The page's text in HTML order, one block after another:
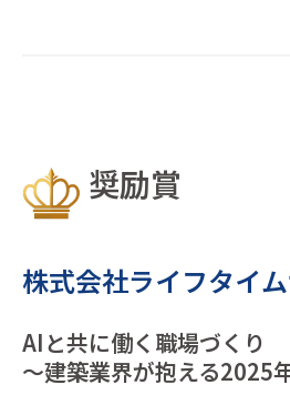
奨励賞
株式会社ライフタイ
AIと共に働く職場づくり
～建築業界が抱える2025